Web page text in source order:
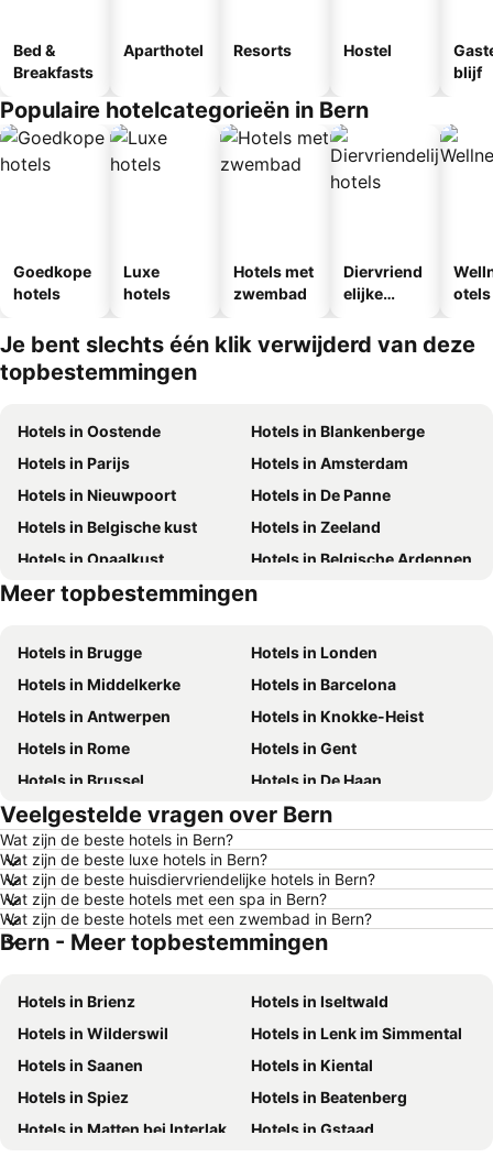
Bed &
Breakfasts
Aparthotel Resorts Hostel
blijf
Populaire hotelcategorieën in Bern
Goedkope
hotels
Luxe
hotels
Hotels met
zwembad
Diervriend
elijke
otels
Je bent slechts één klik verwijderd van deze
topbestemmingen
Hotels in Oostende
Hotels in Blankenberge
Hotels in Parijs
Hotels in Amsterdam
Hotels in Nieuwpoort
Hotels in De Panne
Hotels in Belgische kust
Hotels in Zeeland
Hotels in Opaalkust
Hotels in Belgische Ardennen
Hotels in België
Hotels in Mallorca
Meer topbestemmingen
Hotels in Brugge
Hotels in Londen
Hotels in Middelkerke
Hotels in Barcelona
Hotels in Antwerpen
Hotels in Knokke-Heist
Hotels in Rome
Hotels in Gent
Hotels in Brussel
Hotels in De Haan
Hotels in Rotterdam
Hotels in Hasselt
Hotels in Le Touquet-Paris-Plage
Hotels in Duinkerke
Hotels in Málaga
Hotels in Maastricht
Hotels in Den Haag
Hotels in Boulogne-sur-Mer
Hotels in Luxemburg
Hotels in Frankrijk
Hotels in Ibiza
Hotels in Normandië
Hotels in Italië
Hotels in Nederland
Hotels in Gardameer
Hotels in Kreta
Hotels in Rhodos
Hotels in Malta
Hotels in Costa Brava
Veelgestelde vragen over Bern
Wat zijn de beste hotels in Bern?
Wat zijn de beste luxe hotels in Bern?
Wat zijn de beste huisdiervriendelijke hotels in Bern?
Wat zijn de beste hotels met een spa in Bern?
Wat zijn de beste hotels met een zwembad in Bern?
Bern - Meer topbestemmingen
Hotels in Brienz
Hotels in Iseltwald
Hotels in Wilderswil
Hotels in Lenk im Simmental
Hotels in Saanen
Hotels in Kiental
Hotels in Spiez
Hotels in Beatenberg
Hotels in Matten bei Interlaken
Hotels in Gstaad